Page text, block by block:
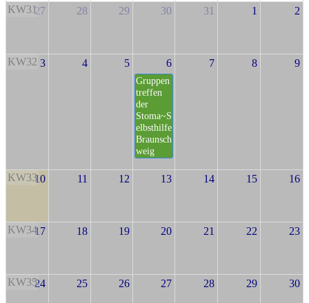
KW3127 28 29 30 31 1 2
KW32 3 4 5 6
Gruppen
treffen
der
Stoma~S
elbsthilfe
Braunsch
weig
7 8 9
KW3310 11 12 13 14 15 16
KW3417 18 19 20 21 22 23
KW3524 25 26 27 28 29 30